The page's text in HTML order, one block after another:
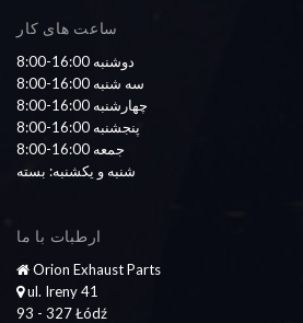
ساعت های کار
8:00-16:00 دوشنبه
8:00-16:00 سه شنبه
8:00-16:00 چهارشنبه
8:00-16:00 پنجشنبه
8:00-16:00 جمعه
شنبه و یکشنبه: بسته
ارطبات با ما
Orion Exhaust Parts
ul. Ireny 41
93 - 327 Łódź